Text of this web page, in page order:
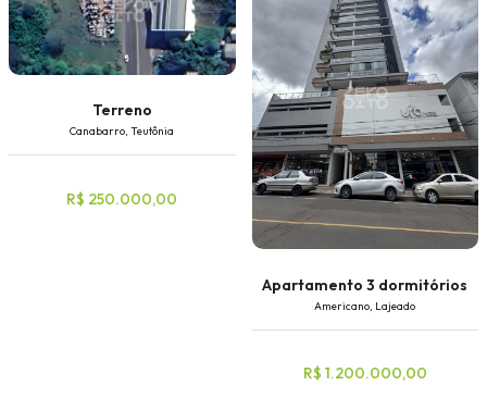
Terreno
Canabarro, Teutônia
R$ 250.000,00
Apartamento 3 dormitórios
Americano, Lajeado
R$ 1.200.000,00